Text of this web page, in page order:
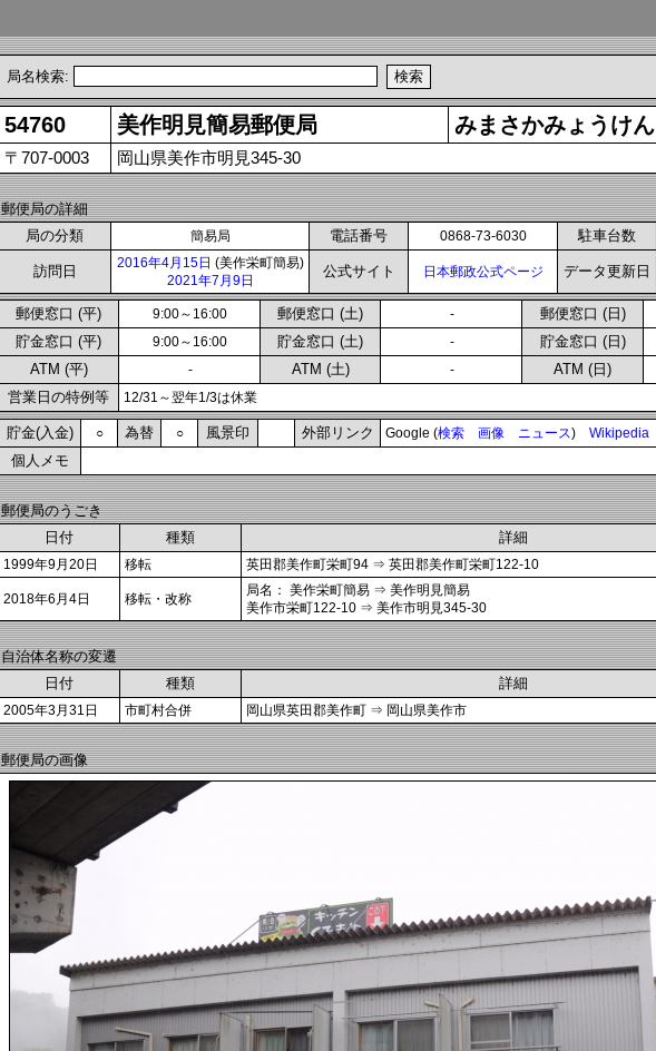
局名検索:
54760 美作明見簡易郵便局 みまさかみょうけん
〒707-0003 岡山県美作市明見345-30
郵便局の詳細
局の分類
簡易局 電話番号 0868-73-6030 駐車台数
訪問日 2016年4月15日 (美作栄町簡易)
2021年7月9日
公式サイト 日本郵政公式ページ データ更新日
郵便窓口 (平) 9:00～16:00 郵便窓口 (土) - 郵便窓口 (日)
貯金窓口 (平) 9:00～16:00 貯金窓口 (土) - 貯金窓口 (日)
ATM (平) - ATM (土) - ATM (日)
営業日の特例等 12/31～翌年1/3は休業
貯金(入金) ○ 為替 ○ 風景印 外部リンク Google (検索 画像 ニュース) Wikipedia
個人メモ
郵便局のうごき
日付
種類 詳細
1999年9月20日 移転 英田郡美作町栄町94 ⇒ 英田郡美作町栄町122-10
2018年6月4日 移転・改称
局名： 美作栄町簡易 ⇒ 美作明見簡易
美作市栄町122-10 ⇒ 美作市明見345-30
自治体名称の変遷
日付
種類 詳細
2005年3月31日 市町村合併 岡山県英田郡美作町 ⇒ 岡山県美作市
郵便局の画像